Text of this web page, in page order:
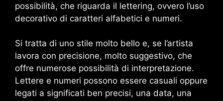
possibilità, che riguarda il lettering, ovvero l’uso
decorativo di caratteri alfabetici e numeri.
Si tratta di uno stile molto bello e, se l’artista
lavora con precisione, molto suggestivo, che
offre numerose possibilità di interpretazione.
Lettere e numeri possono essere casuali oppure
legati a significati ben precisi, una data, una